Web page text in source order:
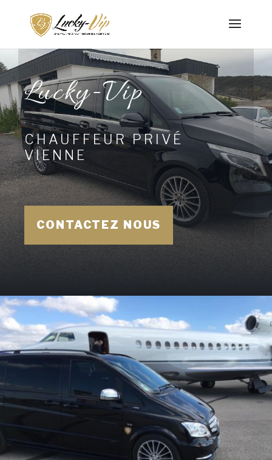
Lucky-Vip
CHAUFFEUR PRIVÉ
VIENNE
CONTACTEZ NOUS